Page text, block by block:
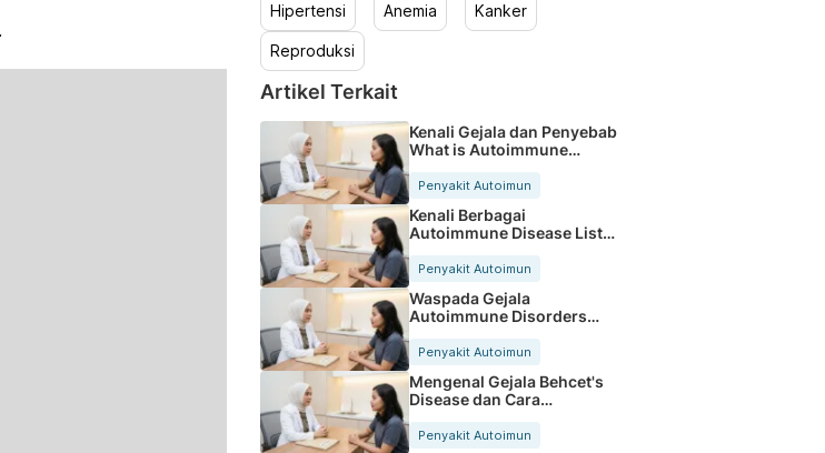
Hipertensi Anemia Kanker
Reproduksi
Artikel Terkait
Kenali Gejala dan Penyebab
What is Autoimmune
Penyakit Autoimun
Kenali Berbagai
Autoimmune Disease List
Penyakit Autoimun
Waspada Gejala
Autoimmune Disorders
Penyakit Autoimun
Mengenal Gejala Behcet's
Disease dan Cara
Penyakit Autoimun